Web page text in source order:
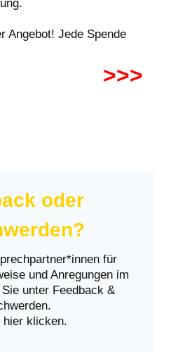
Angebot! Jede Spende
>>>
oder
für
und Anregungen im
unter Feedback &
hier klicken.